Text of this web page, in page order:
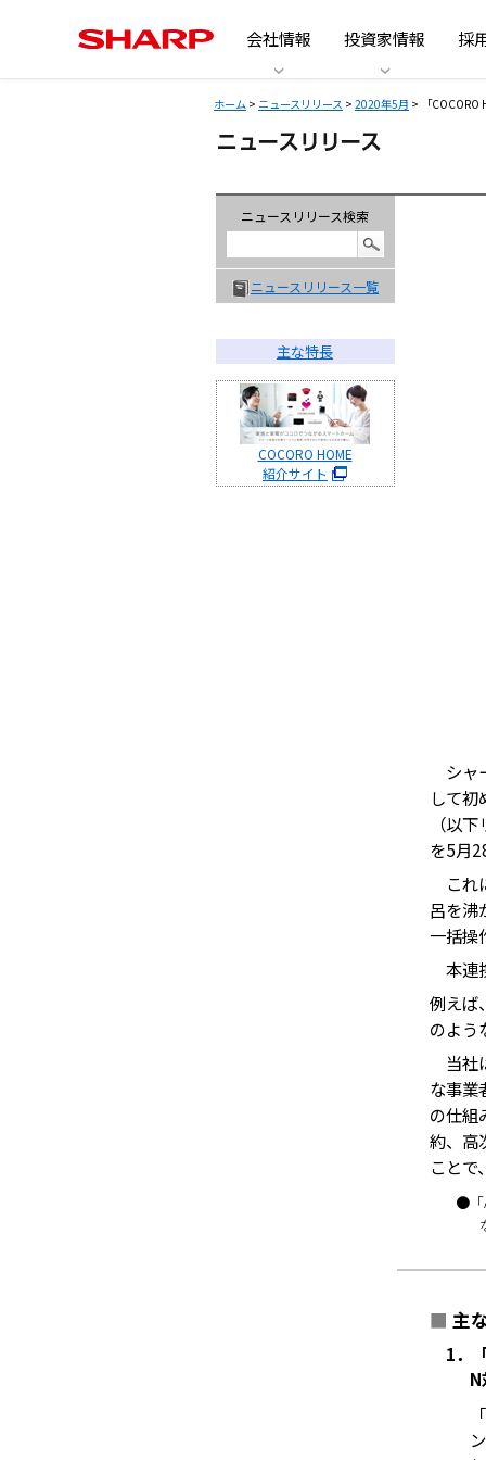
会社情報 投資家情報 採
ホーム > ニュースリリース > 2020年5月 > 「COCORO
ニュースリリース検索
ニュースリリース一覧
主な特長
COCORO HOME
紹介サイト
シャ
して
（以
を5月
これ
呂を沸
一括操
本連
例えば
のよう
当社
な事業
の仕組
約、高
ことで
●「
■ 主
1．